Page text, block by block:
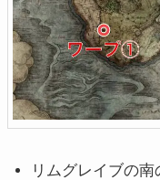
リムグレイブの